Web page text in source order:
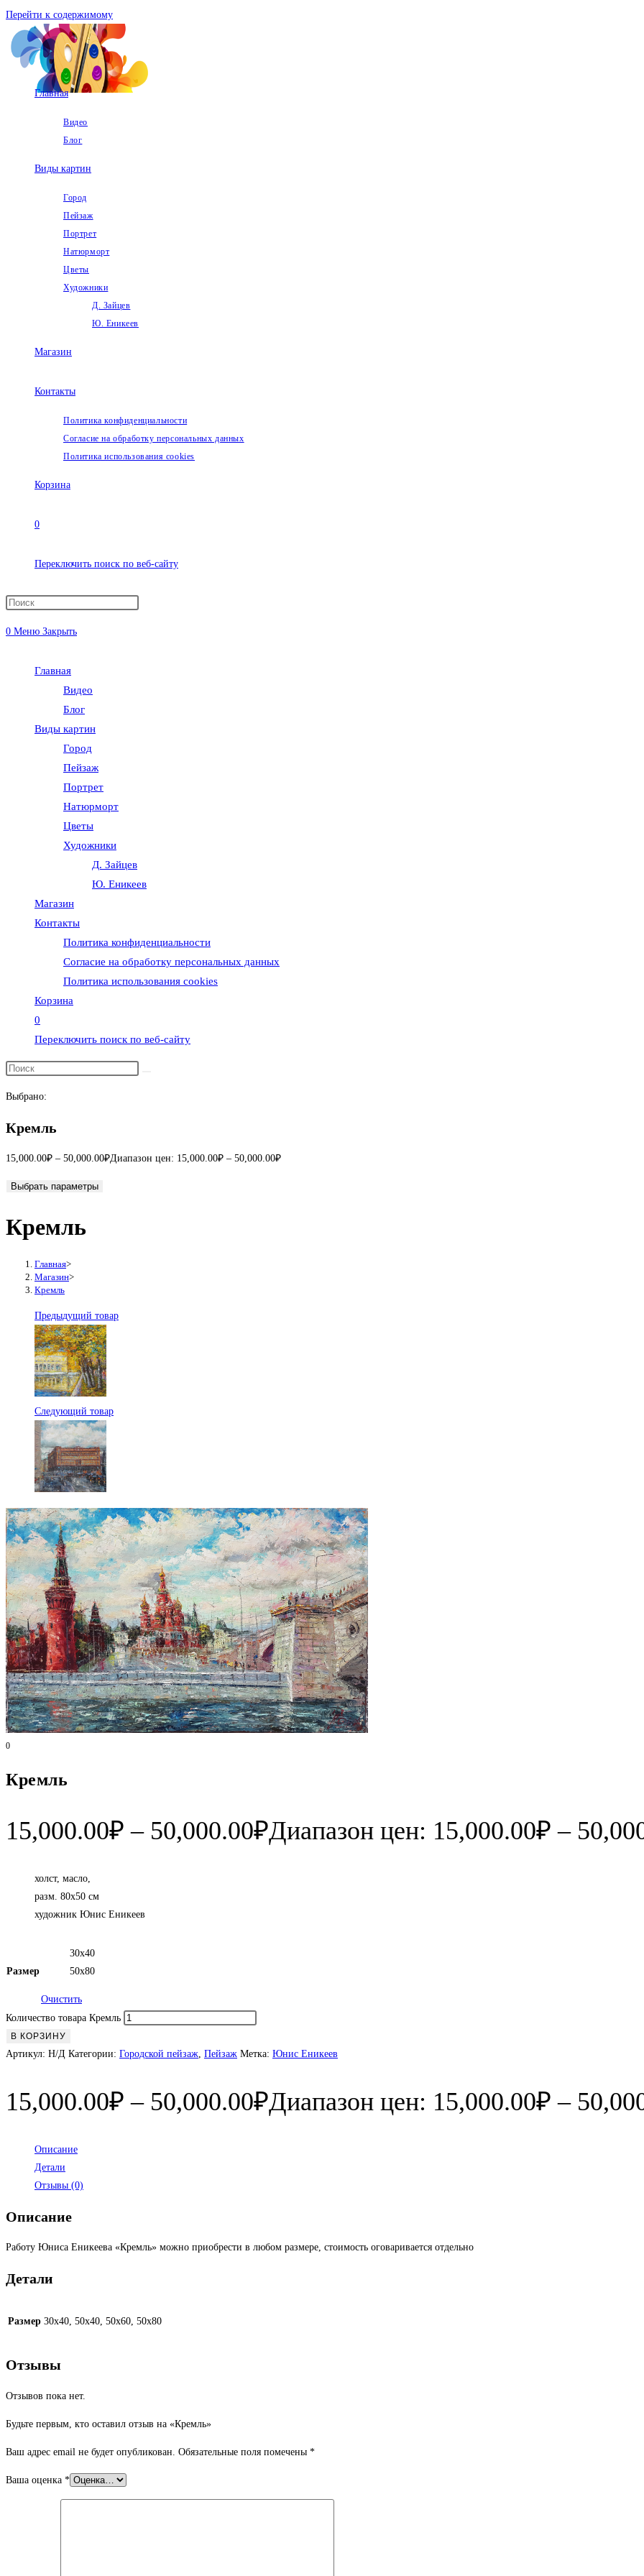
Перейти к содержимому
Главная
Видео
Блог
Виды картин
Город
Пейзаж
Портрет
Натюрморт
Цветы
Художники
Д. Зайцев
Ю. Еникеев
Магазин
Контакты
Политика конфиденциальности
Согласие на обработку персональных данных
Политика использования cookies
Корзина
0
Переключить поиск по веб-сайту
0 Меню Закрыть
Главная
Видео
Блог
Виды картин
Город
Пейзаж
Портрет
Натюрморт
Цветы
Художники
Д. Зайцев
Ю. Еникеев
Магазин
Контакты
Политика конфиденциальности
Согласие на обработку персональных данных
Политика использования cookies
Корзина
0
Переключить поиск по веб-сайту
Выбрано:
Кремль
15,000.00₽ – 50,000.00₽Диапазон цен: 15,000.00₽ – 50,000.00₽
Выбрать параметры
Кремль
Главная>
Магазин>
Кремль
Предыдущий товар
Следующий товар
0
Кремль
15,000.00₽ – 50,000.00₽Диапазон цен: 15,000.00₽ –
холст, масло,
разм. 80х50 см
художник Юнис Еникеев
Размер
30х40
50х80
Очистить
Количество товара Кремль
В КОРЗИНУ
Артикул: Н/Д Категории: Городской пейзаж Пейзаж Метка: Юнис Еникеев
15,000.00₽ – 50,000.00₽Диапазон цен: 15,000.00₽ –
Описание
Детали
Отзывы (0)
Описание
Работу Юниса Еникеева «Кремль» можно приобрести в любом размере, стоимость оговаривается отдельно
Детали
Размер 30х40, 50х40, 50х60, 50х80
Отзывы
Отзывов пока нет.
Будьте первым, кто оставил отзыв на «Кремль»
Ваш адрес email не будет опубликован. Обязательные поля помечены *
Ваша оценка *